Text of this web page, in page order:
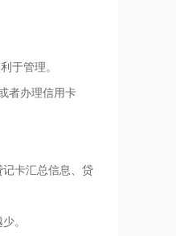
于管理。
者办理信用卡
卡汇总信息、贷
。